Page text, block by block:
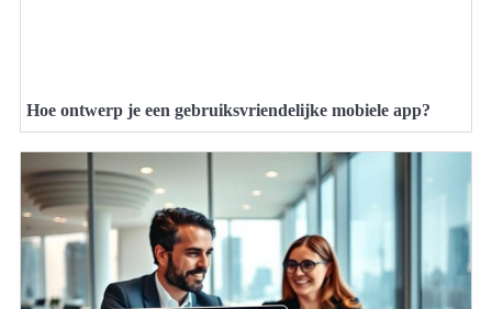
Hoe ontwerp je een gebruiksvriendelijke mobiele app?